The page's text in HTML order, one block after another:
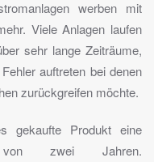
werben mit
Viele Anlagen laufen
sehr lange Zeiträume,
auftreten bei denen
zurückgreifen möchte.
gekaufte Produkt eine
von zwei Jahren.